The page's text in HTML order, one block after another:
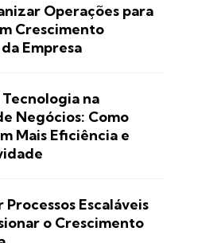
Operações para
Crescimento
Empresa
Tecnologia na
Negócios: Como
Mais Eficiência e
Processos Escaláveis
o Crescimento